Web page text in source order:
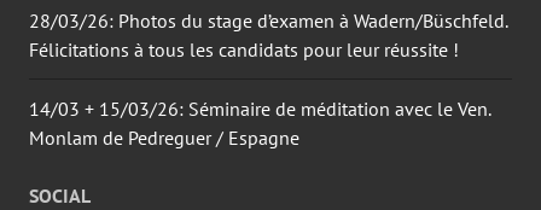
28/03/26: Photos du stage d’examen à Wadern/Büschfeld.
Félicitations à tous les candidats pour leur réussite !
14/03 + 15/03/26: Séminaire de méditation avec le Ven.
Monlam de Pedreguer / Espagne
SOCIAL